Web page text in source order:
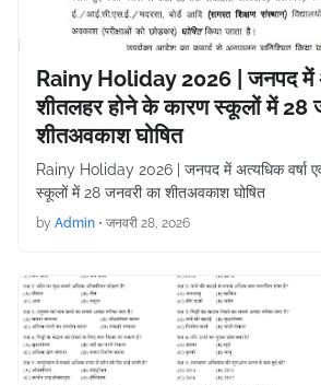
Rainy Holiday 2026 | जनपद में
शीतलहर होने के कारण स्कूलों में 28
शीतअवकाश घोषित
Rainy Holiday 2026 | जनपद में अत्यधिक वर्षा
स्कूलों में 28 जनवरी का शीतअवकाश घोषित
by Admin • जनवरी 28, 2026